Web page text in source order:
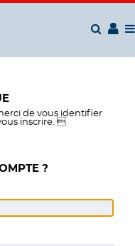
de vous identifier
inscrire. 
?